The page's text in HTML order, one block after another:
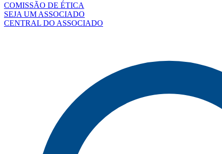
COMISSÃO DE ÉTICA
SEJA UM ASSOCIADO
CENTRAL DO ASSOCIADO